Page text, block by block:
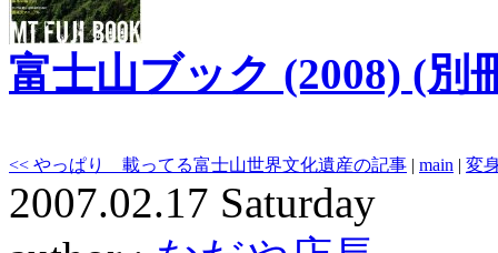
富士山ブック (2008) (別
<< やっぱり 載ってる富士山世界文化遺産の記事 | main | 変
2007.02.17 Saturday